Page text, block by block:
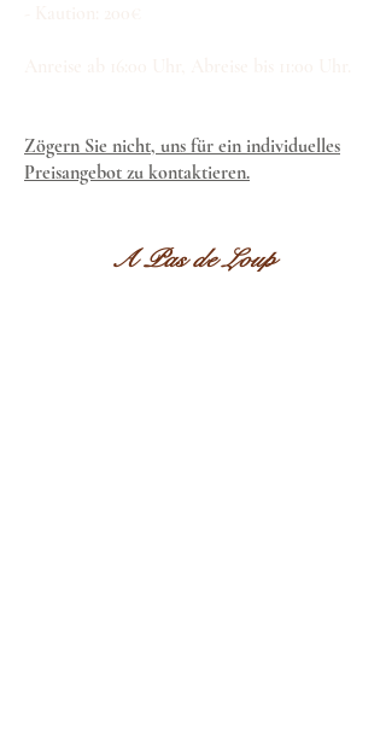
Zögern Sie nicht, uns für ein individuelles
Preisangebot zu kontaktieren.
A Pas de Loup